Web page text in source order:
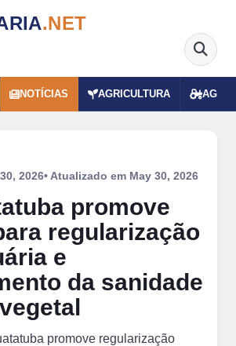
.NET
NOTÍCIAS AGRICULTURA
2026• Atualizado em May 30, 2026
promove
regularização
e
da sanidade
promove regularização